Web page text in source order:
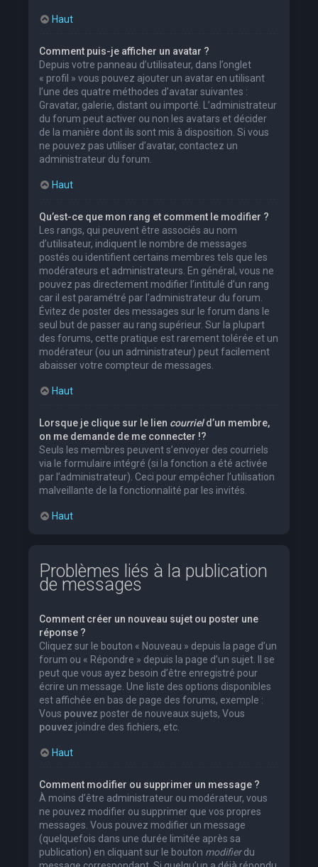
Haut
Comment puis-je afficher un avatar ?
Depuis votre panneau d’utilisateur, dans l’onglet
« profil » vous pouvez ajouter un avatar en utilisant
l’une des quatre méthodes d’avatar suivantes :
Gravatar, galerie, distant ou importé. L’administrateur
du forum peut activer ou non les avatars et décider
de la manière dont ils sont mis à disposition. Si vous
ne pouvez pas utiliser d’avatar, contactez un
administrateur du forum.
Haut
Qu’est-ce que mon rang et comment le modifier ?
Les rangs, qui peuvent être associés au nom
d’utilisateur, indiquent le nombre de messages
postés ou identifient certains membres tels que les
modérateurs et administrateurs. En général, vous ne
pouvez pas directement modifier l’intitulé d’un rang
car il est paramétré par l’administrateur du forum.
Évitez de poster des messages sur le forum dans le
seul but de passer au rang supérieur. Sur la plupart
des forums, cette pratique est rarement tolérée et un
modérateur (ou un administrateur) peut facilement
abaisser votre compteur de messages.
Haut
Lorsque je clique sur le lien courrield’un membre,
on me demande de me connecter !?
Seuls les membres peuvent s’envoyer des courriels
via le formulaire intégré (si la fonction a été activée
par l’administrateur). Ceci pour empêcher l’utilisation
malveillante de la fonctionnalité par les invités.
Haut
Problèmes liés à la publication
de messages
Comment créer un nouveau sujet ou poster une
réponse ?
Cliquez sur le bouton « Nouveau » depuis la page d’un
forum ou « Répondre » depuis la page d’un sujet. Il se
peut que vous ayez besoin d’être enregistré pour
écrire un message. Une liste des options disponibles
est affichée en bas de page des forums, exemple :
Vous pouvez poster de nouveaux sujets, Vous
pouvez joindre des fichiers, etc.
Haut
Comment modifier ou supprimer un message ?
À moins d’être administrateur ou modérateur, vous
ne pouvez modifier ou supprimer que vos propres
messages. Vous pouvez modifier un message
(quelquefois dans une durée limitée après sa
publication) en cliquant sur le bouton modifierdu